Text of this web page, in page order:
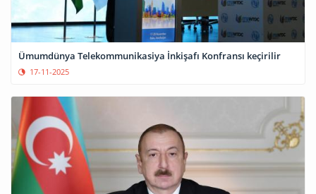
Ümumdünya Telekommunikasiya İnkişafı Konfransı keçirilir
17-11-2025